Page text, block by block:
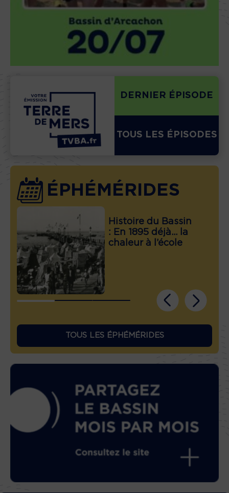
DERNIER ÉPISODE
TOUS LES ÉPISODES
ÉPHÉMÉRIDES
Histoire du Bassin
: En 1895 déjà… la
chaleur à l’école
TOUS LES ÉPHÉMÉRIDES